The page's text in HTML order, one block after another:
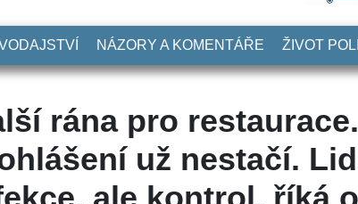
NÁZORY A KOMENTÁŘE ŽIVOT
rána pro
už nestačí.